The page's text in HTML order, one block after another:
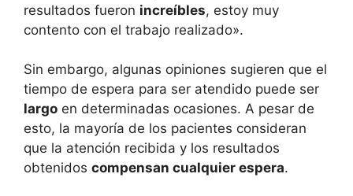
resultados fueron increíbles, estoy muy
contento con el trabajo realizado».
Sin embargo, algunas opiniones sugieren que el
tiempo de espera para ser atendido puede ser
largo en determinadas ocasiones. A pesar de
esto, la mayoría de los pacientes consideran
que la atención recibida y los resultados
obtenidos compensan cualquier espera.